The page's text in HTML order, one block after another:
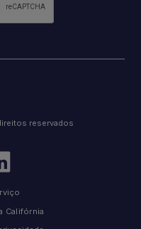
reservados
Califórnia